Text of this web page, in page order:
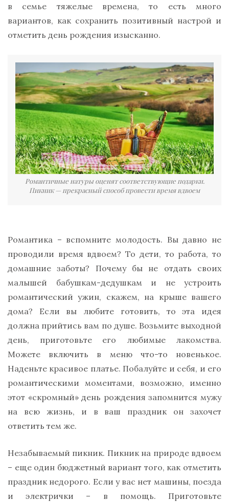
в семье тяжелые времена, то есть много
вариантов, как сохранить позитивный настрой и
отметить день рождения изысканно.
Романтичные натуры оценят соответствующие подарки.
Пикник — прекрасный способ провести время вдвоем
Романтика – вспомните молодость. Вы давно не
проводили время вдвоем? То дети, то работа, то
домашние заботы? Почему бы не отдать своих
малышей бабушкам-дедушкам и не устроить
романтический ужин, скажем, на крыше вашего
дома? Если вы любите готовить, то эта идея
должна прийтись вам по душе. Возьмите выходной
день, приготовьте его любимые лакомства.
Можете включить в меню что-то новенькое.
Наденьте красивое платье. Побалуйте и себя, и его
романтическими моментами, возможно, именно
этот «скромный» день рождения запомнится мужу
на всю жизнь, и в ваш праздник он захочет
ответить тем же.
Незабываемый пикник. Пикник на природе вдвоем
– еще один бюджетный вариант того, как отметить
праздник недорого. Если у вас нет машины, поезда
и электрички – в помощь. Приготовьте